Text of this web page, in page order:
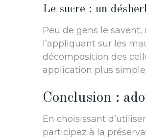
Le sucre : un
Peu de gens le savent,
l’appliquant sur les
décomposition des
application plus simple.
Conclusion :
En choisissant
participez à la